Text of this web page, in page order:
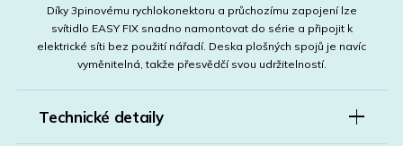
Díky 3pinovému rychlokonektoru a průchozímu zapojení lze
svítidlo EASY FIX snadno namontovat do série a připojit k
elektrické síti bez použití nářadí. Deska plošných spojů je navíc
vyměnitelná, takže přesvědčí svou udržitelností.
Technické detaily